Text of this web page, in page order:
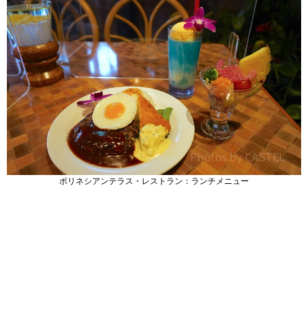
ポリネシアンテラス・レストラン：ランチメニュー